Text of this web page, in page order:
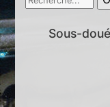
Sous-